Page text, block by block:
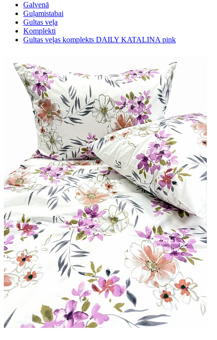
Galvenā
Guļamistabai
Gultas veļa
Komplekti
Gultas veļas komplekts DAILY KATALINA pink